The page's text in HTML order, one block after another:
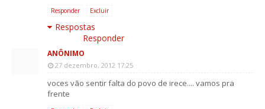
Responder Excluir
Respostas
Responder
ANÔNIMO
27 dezembro, 2012 17:25
voces vão sentir falta do povo de irece.... vamos pra
frente